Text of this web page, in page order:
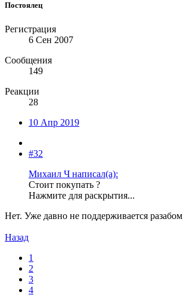
Постоялец
Регистрация
6 Сен 2007
Сообщения
149
Реакции
28
10 Апр 2019
#32
Михаил Ч написал(а):
Стоит покупать ?
Нажмите для раскрытия...
Нет. Уже давно не поддерживается разабом
Назад
1
2
3
4